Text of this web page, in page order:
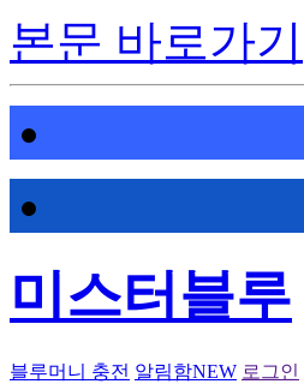
본문 바로가기
미스터블루
블루머니 충전 알림함NEW 로그인